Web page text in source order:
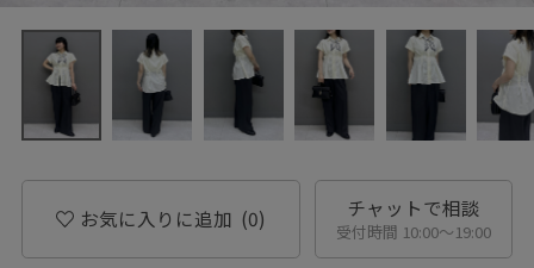
お気に入りに追加 (0) チャットで相談
受付時間 10:00〜19:00